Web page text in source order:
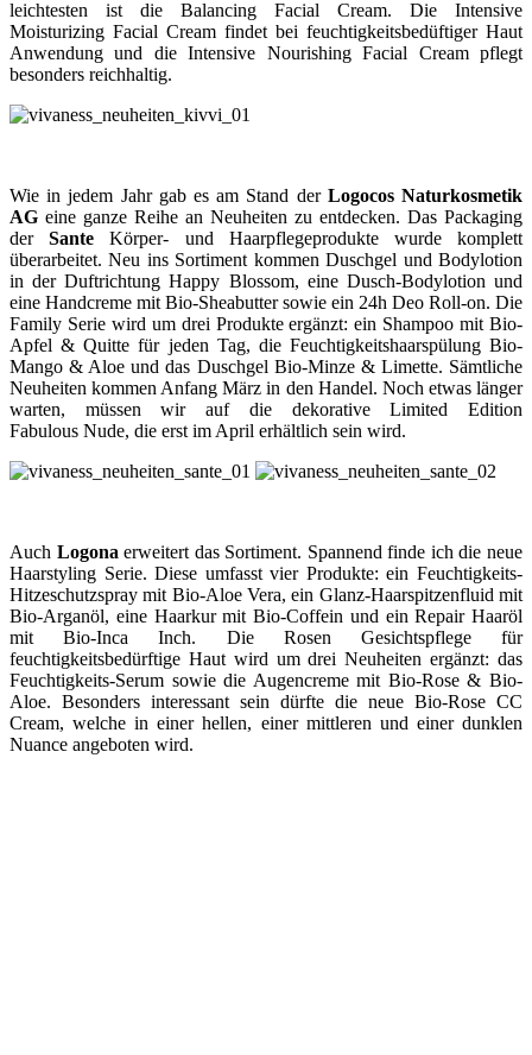
leichtesten ist die Balancing Facial Cream. Die Intensive
Moisturizing Facial Cream findet bei feuchtigkeitsbedüftiger Haut
Anwendung und die Intensive Nourishing Facial Cream pflegt
besonders reichhaltig.
Wie in jedem Jahr gab es am Stand der Logocos Naturkosmetik
AG eine ganze Reihe an Neuheiten zu entdecken. Das Packaging
derSante Körper- und Haarpflegeprodukte wurde komplett
überarbeitet. Neu ins Sortiment kommen Duschgel und Bodylotion
in der Duftrichtung Happy Blossom, eine Dusch-Bodylotion und
eine Handcreme mit Bio-Sheabutter sowie ein 24h Deo Roll-on. Die
Family Serie wird um drei Produkte ergänzt: ein Shampoo mit Bio-
Apfel & Quitte für jeden Tag, die Feuchtigkeitshaarspülung Bio-
Mango & Aloe und das Duschgel Bio-Minze & Limette. Sämtliche
Neuheiten kommen Anfang März in den Handel. Noch etwas länger
warten, müssen wir auf die dekorative Limited Edition
Fabulous Nude, die erst im April erhältlich sein wird.
Auch Logonaerweitert das Sortiment. Spannend finde ich die neue
Haarstyling Serie. Diese umfasst vier Produkte: ein Feuchtigkeits-
Hitzeschutzspray mit Bio-Aloe Vera, ein Glanz-Haarspitzenfluid mit
Bio-Arganöl, eine Haarkur mit Bio-Coffein und ein Repair Haaröl
mit Bio-Inca Inch. Die Rosen Gesichtspflege für
feuchtigkeitsbedürftige Haut wird um drei Neuheiten ergänzt: das
Feuchtigkeits-Serum sowie die Augencreme mit Bio-Rose & Bio-
Aloe. Besonders interessant sein dürfte die neue Bio-Rose CC
Cream, welche in einer hellen, einer mittleren und einer dunklen
Nuance angeboten wird.